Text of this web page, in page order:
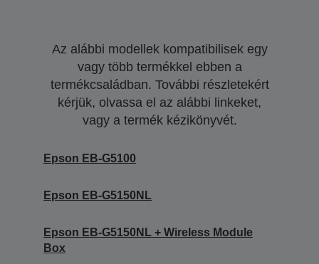
Az alábbi modellek kompatibilisek egy
vagy több termékkel ebben a
termékcsaládban. További részletekért
kérjük, olvassa el az alábbi linkeket,
vagy a termék kézikönyvét.
Epson EB-G5100
Epson EB-G5150NL
Epson EB-G5150NL + Wireless Module
Box